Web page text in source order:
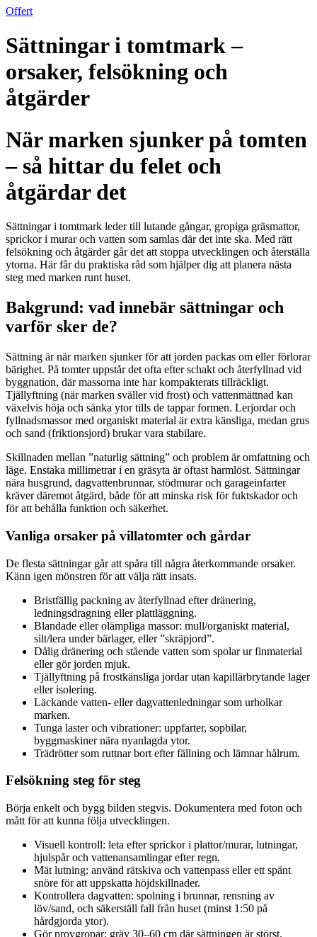
Offert
Sättningar i tomtmark –
orsaker, felsökning och
åtgärder
När marken sjunker på tomten
– så hittar du felet och
åtgärdar det
Sättningar i tomtmark leder till lutande gångar, gropiga gräsmattor,
sprickor i murar och vatten som samlas där det inte ska. Med rätt
felsökning och åtgärder går det att stoppa utvecklingen och återställa
ytorna. Här får du praktiska råd som hjälper dig att planera nästa
steg med marken runt huset.
Bakgrund: vad innebär sättningar och
varför sker de?
Sättning är när marken sjunker för att jorden packas om eller förlorar
bärighet. På tomter uppstår det ofta efter schakt och återfyllnad vid
byggnation, där massorna inte har kompakterats tillräckligt.
Tjällyftning (när marken sväller vid frost) och vattenmättnad kan
växelvis höja och sänka ytor tills de tappar formen. Lerjordar och
fyllnadsmassor med organiskt material är extra känsliga, medan grus
och sand (friktionsjord) brukar vara stabilare.
Skillnaden mellan ”naturlig sättning” och problem är omfattning och
läge. Enstaka millimetrar i en gräsyta är oftast harmlöst. Sättningar
nära husgrund, dagvattenbrunnar, stödmurar och garageinfarter
kräver däremot åtgärd, både för att minska risk för fuktskador och
för att behålla funktion och säkerhet.
Vanliga orsaker på villatomter och gårdar
De flesta sättningar går att spåra till några återkommande orsaker.
Känn igen mönstren för att välja rätt insats.
Bristfällig packning av återfyllnad efter dränering,
ledningsdragning eller plattläggning.
Blandade eller olämpliga massor: mull/organiskt material,
silt/lera under bärlager, eller ”skräpjord”.
Dålig dränering och stående vatten som spolar ur finmaterial
eller gör jorden mjuk.
Tjällyftning på frostkänsliga jordar utan kapillärbrytande lager
eller isolering.
Läckande vatten- eller dagvattenledningar som urholkar
marken.
Tunga laster och vibrationer: uppfarter, sopbilar,
byggmaskiner nära nyanlagda ytor.
Trädrötter som ruttnar bort efter fällning och lämnar hålrum.
Felsökning steg för steg
Börja enkelt och bygg bilden stegvis. Dokumentera med foton och
mått för att kunna följa utvecklingen.
Visuell kontroll: leta efter sprickor i plattor/murar, lutningar,
hjulspår och vattenansamlingar efter regn.
Mät lutning: använd rätskiva och vattenpass eller ett spänt
snöre för att uppskatta höjdskillnader.
Kontrollera dagvatten: spolning i brunnar, rensning av
löv/sand, och säkerställ fall från huset (minst 1:50 på
hårdgjorda ytor).
Gör provgropar: gräv 30–60 cm där sättningen är störst.